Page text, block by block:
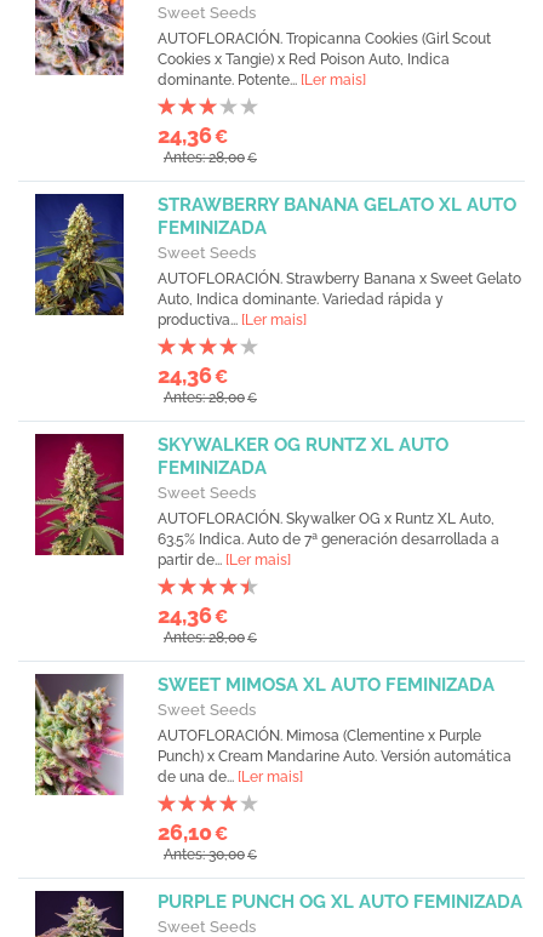
Sweet Seeds
AUTOFLORACIÓN. Tropicanna Cookies (Girl Scout
Cookies x Tangie) x Red Poison Auto, Indica
dominante. Potente... [Ler mais]
24,36€
Antes: 28,00€
STRAWBERRY BANANA GELATO XL AUTO
FEMINIZADA
Sweet Seeds
AUTOFLORACIÓN. Strawberry Banana x Sweet Gelato
Auto, Indica dominante. Variedad rápida y
productiva... [Ler mais]
24,36€
Antes: 28,00€
SKYWALKER OG RUNTZ XL AUTO
FEMINIZADA
Sweet Seeds
AUTOFLORACIÓN. Skywalker OG x Runtz XL Auto,
63.5% Indica. Auto de 7ª generación desarrollada a
partir de... [Ler mais]
24,36€
Antes: 28,00€
SWEET MIMOSA XL AUTO FEMINIZADA
Sweet Seeds
AUTOFLORACIÓN. Mimosa (Clementine x Purple
Punch) x Cream Mandarine Auto. Versión automática
de una de... [Ler mais]
26,10€
Antes: 30,00€
PURPLE PUNCH OG XL AUTO FEMINIZADA
Sweet Seeds